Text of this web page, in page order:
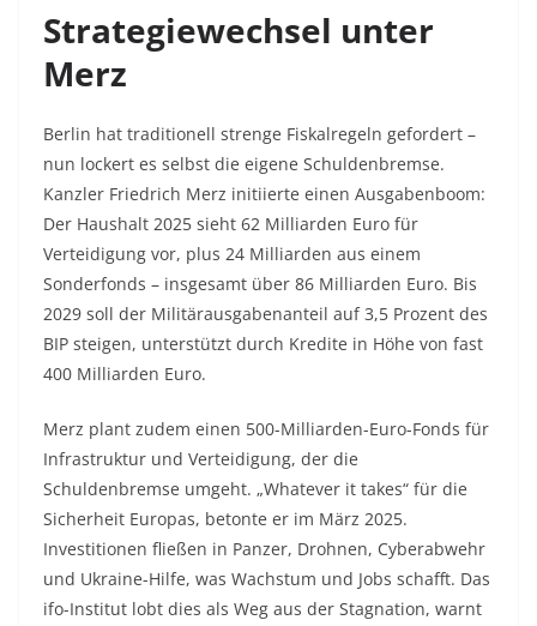
Strategiewechsel unter
Merz
Berlin hat traditionell strenge Fiskalregeln gefordert –
nun lockert es selbst die eigene Schuldenbremse.
Kanzler Friedrich Merz initiierte einen Ausgabenboom:
Der Haushalt 2025 sieht 62 Milliarden Euro für
Verteidigung vor, plus 24 Milliarden aus einem
Sonderfonds – insgesamt über 86 Milliarden Euro. Bis
2029 soll der Militärausgabenanteil auf 3,5 Prozent des
BIP steigen, unterstützt durch Kredite in Höhe von fast
400 Milliarden Euro.​
Merz plant zudem einen 500-Milliarden-Euro-Fonds für
Infrastruktur und Verteidigung, der die
Schuldenbremse umgeht. „Whatever it takes“ für die
Sicherheit Europas, betonte er im März 2025.
Investitionen fließen in Panzer, Drohnen, Cyberabwehr
und Ukraine-Hilfe, was Wachstum und Jobs schafft. Das
ifo-Institut lobt dies als Weg aus der Stagnation, warnt